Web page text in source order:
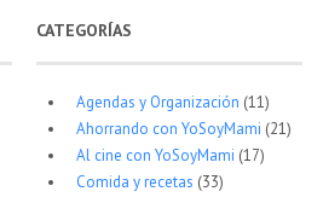
CATEGORÍAS
Agendas y Organización (11)
Ahorrando con YoSoyMami (21)
Al cine con YoSoyMami (17)
Comida y recetas (33)